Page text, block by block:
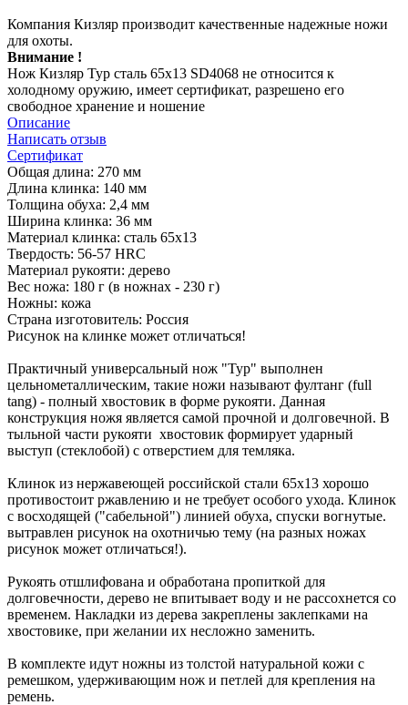
Компания Кизляр производит качественные надежные ножи
для охоты.
Внимание !
Нож Кизляр Тур сталь 65х13 SD4068 не относится к
холодному оружию, имеет сертификат, разрешено его
свободное хранение и ношение
Описание
Написать отзыв
Сертификат
Общая длина: 270 мм
Длина клинка: 140 мм
Толщина обуха: 2,4 мм
Ширина клинка: 36 мм
Материал клинка: сталь 65х13
Твердость: 56-57 HRC
Материал рукояти: дерево
Вес ножа: 180 г (в ножнах - 230 г)
Ножны: кожа
Страна изготовитель: Россия
Рисунок на клинке может отличаться!
Практичный универсальный нож "Тур" выполнен
цельнометаллическим, такие ножи называют фултанг (full
tang) - полный хвостовик в форме рукояти. Данная
конструкция ножя является самой прочной и долговечной. В
тыльной части рукояти хвостовик формирует ударный
выступ (стеклобой) с отверстием для темляка.
Клинок из нержавеющей российской стали 65х13 хорошо
противостоит ржавлению и не требует особого ухода. Клинок
с восходящей ("сабельной") линией обуха, спуски вогнутые.
вытравлен рисунок на охотничью тему (на разных ножах
рисунок может отличаться!).
Рукоять отшлифована и обработана пропиткой для
долговечности, дерево не впитывает воду и не рассохнется со
временем. Накладки из дерева закреплены заклепками на
хвостовике, при желании их несложно заменить.
В комплекте идут ножны из толстой натуральной кожи с
ремешком, удерживающим нож и петлей для крепления на
ремень.